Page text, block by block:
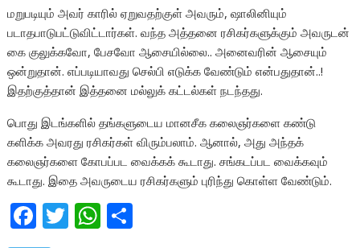
மறுபடியும் அவர் காரில் ஏறுவதற்குள் அவரும், ஷாலினியும்
படாதபாடுபட்டுவிட்டார்கள். வந்த அத்தனை ரசிகர்களுக்கும் அவருடன்
கை குலுக்கவோ, பேசவோ ஆசையில்லை.. அனைவரின் ஆசையும்
ஒன்றுதான். எப்படியாவது செல்பி எடுக்க வேண்டும் என்பதுதான்..!
இதற்குத்தான் இத்தனை மல்லுக் கட்டல்கள் நடந்தது.
பொது இடங்களில் தங்களுடைய மானசீக கலைஞர்களை கண்டு
களிக்க அவரது ரசிகர்கள் விரும்பலாம். ஆனால், அது அந்தக்
கலைஞர்களை கோபப்பட வைக்கக் கூடாது. சங்கடப்பட வைக்கவும்
கூடாது. இதை அவருடைய ரசிகர்களும் புரிந்து கொள்ள வேண்டும்.
F T W